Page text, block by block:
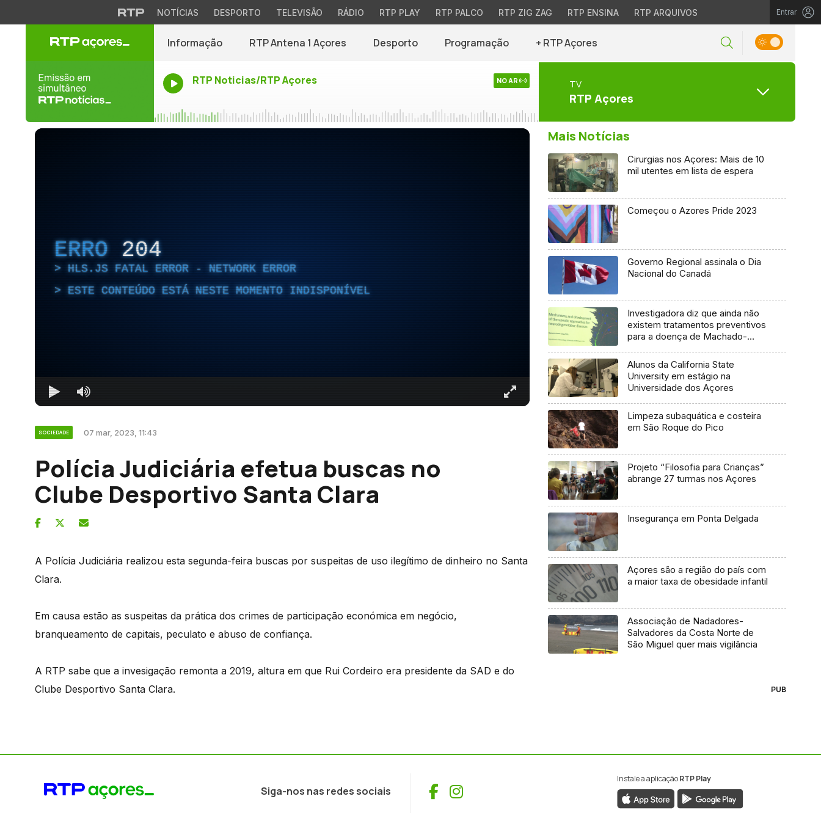
NOTÍCIAS DESPORTO TELEVISÃO RÁDIO RTP PLAY RTP PALCO RTP ZIG ZAG RTP ENSINA RTP ARQUIVOS Entrar
Informação RTP Antena 1 Açores Desporto Programação + RTP Açores
RTP Noticias/RTP Açores NO AR TV
RTP Açores
ERRO 204
HLS.JS FATAL ERROR - NETWORK ERROR
ESTE CONTEÚDO ESTÁ NESTE MOMENTO INDISPONÍVEL
SOCIEDADE 07 mar, 2023, 11:43
Polícia Judiciária efetua buscas no
Clube Desportivo Santa Clara
A Polícia Judiciária realizou esta segunda-feira buscas por suspeitas de uso ilegítimo de dinheiro no Santa
Clara.
Em causa estão as suspeitas da prática dos crimes de participação económica em negócio,
branqueamento de capitais, peculato e abuso de confiança.
A RTP sabe que a invesigação remonta a 2019, altura em que Rui Cordeiro era presidente da SAD e do
Clube Desportivo Santa Clara.
Mais Notícias
Cirurgias nos Açores: Mais de 10
mil utentes em lista de espera
Começou o Azores Pride 2023
Governo Regional assinala o Dia
Nacional do Canadá
Investigadora diz que ainda não
existem tratamentos preventivos
para a doença de Machado-
Alunos da California State
University em estágio na
Universidade dos Açores
Limpeza subaquática e costeira
em São Roque do Pico
Projeto “Filosofia para Crianças”
abrange 27 turmas nos Açores
Insegurança em Ponta Delgada
Açores são a região do país com
a maior taxa de obesidade infantil
Associação de Nadadores-
Salvadores da Costa Norte de
São Miguel quer mais vigilância
PUB
Siga-nos nas redes sociais Facebook
Instagram
Instale a aplicaçãoRTP Play